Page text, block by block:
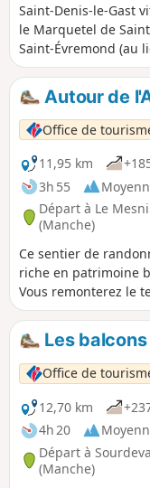
Saint-Denis-le-Gast
le Marquetel de
Saint-Évremond (au
le 29 septembre
Évremond fut un
français important.
commémorative se
bourg. C'est votre
l'histoire.
Autour de
Office de
11,95 km
3h 55
Départ à Le
(Manche)
Ce sentier de
riche en patrimoine
Vous remonterez le
passage de
Les
Office de
12,70 km
4h 20
Départ à
(Manche)